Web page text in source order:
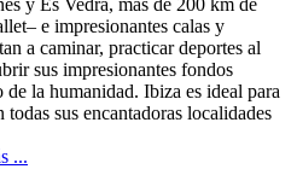
y Es Vedrà, más de 200 km de
e impresionantes calas y
a caminar, practicar deportes al
sus impresionantes fondos
la humanidad. Ibiza es ideal para
sus encantadoras localidades
...